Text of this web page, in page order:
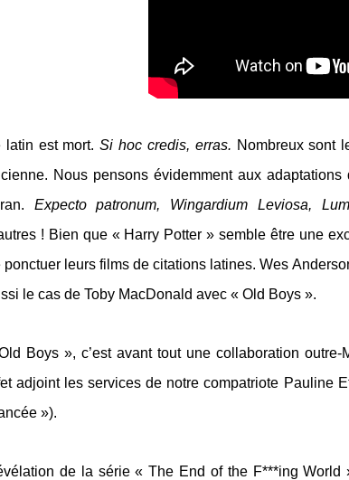
latin est mort.Si hoc credis, erras. Nombreux sont
Nous pensons évidemment aux
Expecto patronum, Wingardium Leviosa,
! Bien que « Harry Potter » semble être une
ponctuer leurs films de citations latines. Wes
le cas de Toby MacDonald avec « Old Boys ».
Boys », c’est avant tout une collaboration
adjoint les services de notre compatriote Pauline
»).
de la série « The End of the F***ing World